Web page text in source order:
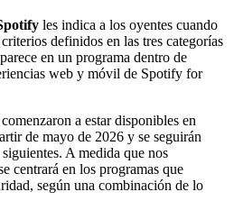
les indica a los oyentes cuando
definidos en las tres categorías
en un programa dentro de
web y móvil de Spotify for
a estar disponibles en
de mayo de 2026 y se seguirán
A medida que nos
centrará en los programas que
según una combinación de lo